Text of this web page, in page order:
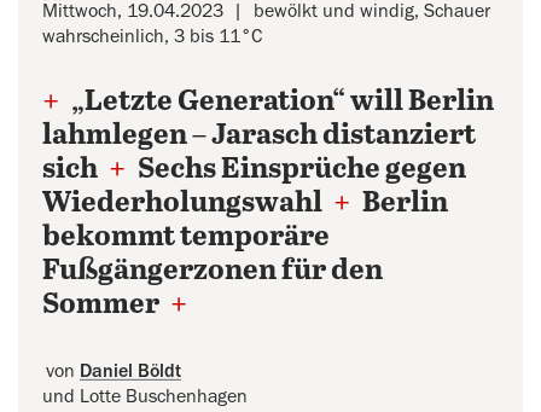
Mittwoch, 19.04.2023
bewölkt und windig, Schauer
wahrscheinlich, 3 bis 11°C
+ „Letzte Generation“ will Berlin
lahmlegen – Jarasch distanziert
sich + Sechs Einsprüche gegen
Wiederholungswahl + Berlin
bekommt temporäre
Fußgängerzonen für den
Sommer +
von Daniel Böldt
und Lotte Buschenhagen